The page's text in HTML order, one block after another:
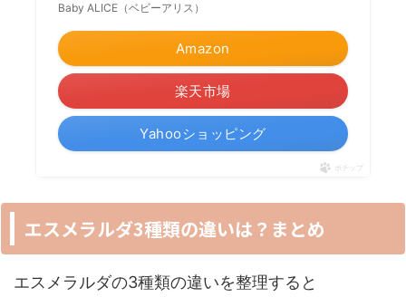
Baby ALICE（ベビーアリス）
Amazon
楽天市場
Yahooショッピング
ポチップ
エスメラルダ3種類の違いは？まとめ
エスメラルダの3種類の違いを整理すると